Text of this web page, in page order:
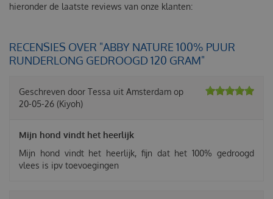
hieronder de laatste reviews van onze klanten:
RECENSIES OVER "ABBY NATURE 100% PUUR
RUNDERLONG GEDROOGD 120 GRAM"
Geschreven door Tessa uit Amsterdam op
20-05-26 (Kiyoh)
Mijn hond vindt het heerlijk
Mijn hond vindt het heerlijk, fijn dat het 100% gedroogd
vlees is ipv toevoegingen